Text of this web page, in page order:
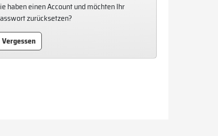
haben einen Account und möchten Ihr
zurücksetzen?
Vergessen